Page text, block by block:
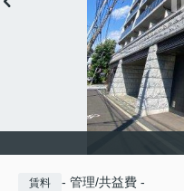
賃料 - 管理/共益費 -